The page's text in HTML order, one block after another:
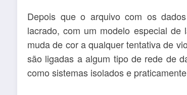
Depois que o arquivo com os
lacrado, com um modelo especial
muda de cor a qualquer tentativa de
são ligadas a algum tipo de rede de
como sistemas isolados e